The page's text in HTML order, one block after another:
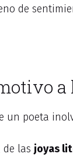
de
un poeta
de las joyas